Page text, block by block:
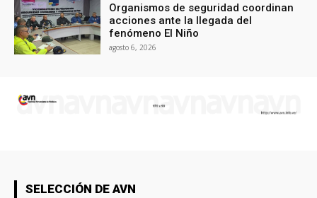
Organismos de seguridad coordinan
acciones ante la llegada del
fenómeno El Niño
agosto 6, 2026
SELECCIÓN DE AVN